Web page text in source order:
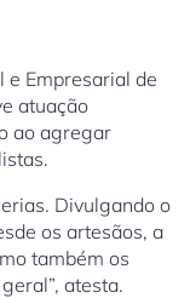
e Empresarial de
atuação
ao agregar
Divulgando o
os artesãos, a
também os
atesta.